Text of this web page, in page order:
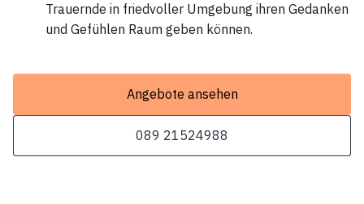
Trauernde in friedvoller Umgebung ihren Gedanken
und Gefühlen Raum geben können.
Angebote ansehen
089 21524988